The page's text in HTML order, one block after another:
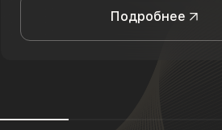
Подробнее